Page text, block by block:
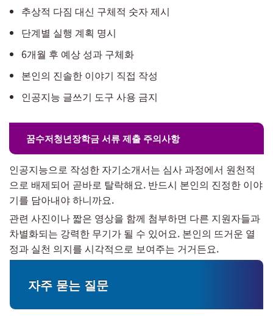
추상적 다짐 대신 구체적 숫자 제시
단계별 실행 계획 명시
6개월 후 예상 성과 구체화
본인의 진솔한 이야기 직접 작성
인공지능 글쓰기 도구 사용 금지
꿈수저청년장학금 서류 제출 주의사항
인공지능으로 작성한 자기소개서는 심사 과정에서 원천적
으로 배제되어 곧바로 탈락해요. 반드시 본인의 진정한 이야
기를 담아내야 하니까요.
관련 사진이나 짧은 영상을 함께 첨부하면 다른 지원자들과
차별화되는 강력한 무기가 될 수 있어요. 본인의 뜨거운 열
정과 실천 의지를 시각적으로 보여주는 거거든요.
자주 묻는 질문